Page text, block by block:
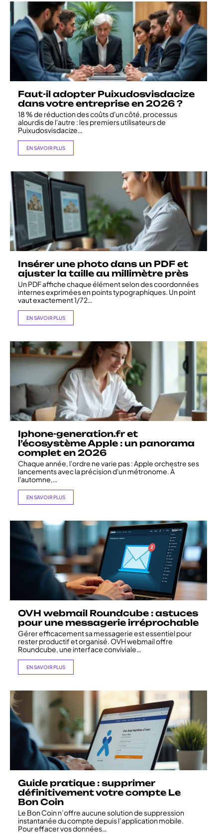
Faut-il adopter Puixudosvisdacize
dans votre entreprise en 2026 ?
18 % de réduction des coûts d'un côté, processus
alourdis de l'autre : les premiers utilisateurs de
Puixudosvisdacize…
EN SAVOIR PLUS
Insérer une photo dans un PDF et
ajuster la taille au millimètre près
Un PDF affiche chaque élément selon des coordonnées
internes exprimées en points typographiques. Un point
vaut exactement 1/72…
EN SAVOIR PLUS
Iphone-generation.fr et
l’écosystème Apple : un panorama
complet en 2026
Chaque année, l'ordre ne varie pas : Apple orchestre ses
lancements avec la précision d'un métronome. À
l'automne,…
EN SAVOIR PLUS
OVH webmail Roundcube : astuces
pour une messagerie irréprochable
Gérer efficacement sa messagerie est essentiel pour
rester productif et organisé. OVH webmail offre
Roundcube, une interface conviviale…
EN SAVOIR PLUS
Guide pratique : supprimer
définitivement votre compte Le
Bon Coin
Le Bon Coin n’offre aucune solution de suppression
instantanée du compte depuis l’application mobile.
Pour effacer vos données…